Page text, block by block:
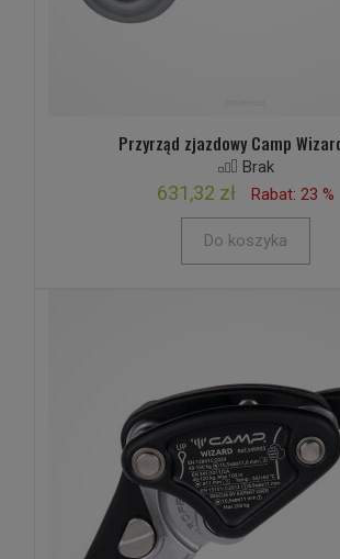
Przyrząd zjazdowy Camp
Brak
631,32 zł Rabat: 23 %
Do koszyka